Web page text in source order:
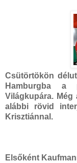
Csütörtökön
Hamburgba a
Világkupára.
alábbi rövid
Krisztiánnal.
Elsőként